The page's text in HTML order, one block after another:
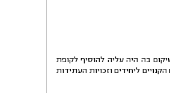
שיקום בה היה עליה להוסיף לקופת
בלתי מוגנים הקנויים ליחידים וזכויות העתידות